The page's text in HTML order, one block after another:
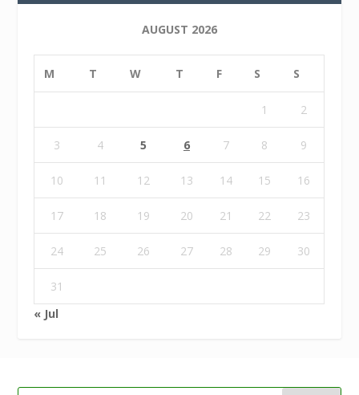
AUGUST 2026
M T W T F S S
1 2
3 4 5 6 7 8 9
10 11 12 13 14 15 16
17 18 19 20 21 22 23
24 25 26 27 28 29 30
31
« Jul